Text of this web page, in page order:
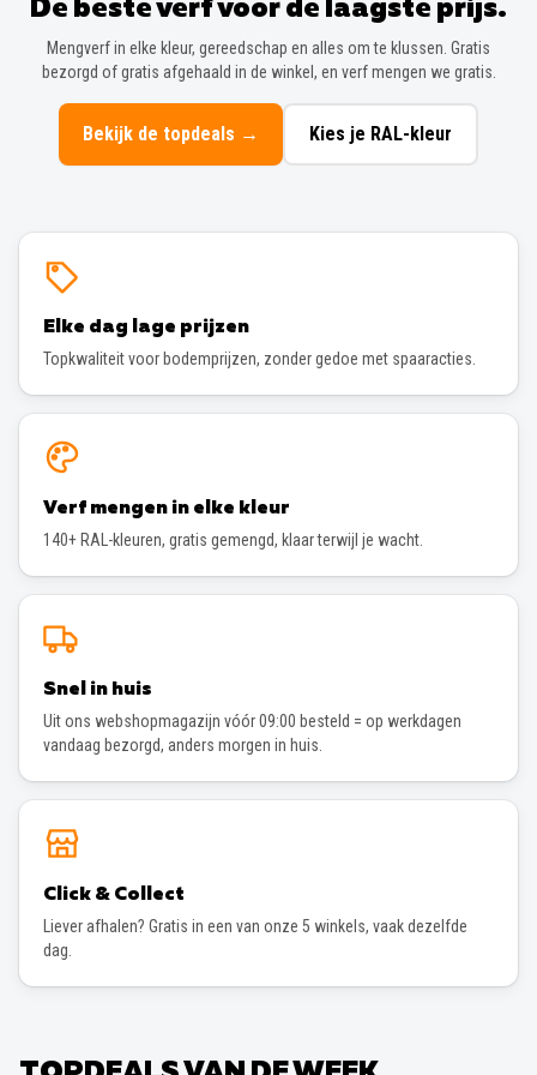
De beste verf voor de laagste prijs.
Mengverf in elke kleur, gereedschap en alles om te klussen. Gratis
bezorgd of gratis afgehaald in de winkel, en verf mengen we gratis.
Bekijk de topdeals → Kies je RAL-kleur
Elke dag lage prijzen
Topkwaliteit voor bodemprijzen, zonder gedoe met spaaracties.
Verf mengen in elke kleur
140+ RAL-kleuren, gratis gemengd, klaar terwijl je wacht.
Snel in huis
Uit ons webshopmagazijn vóór 09:00 besteld = op werkdagen
vandaag bezorgd, anders morgen in huis.
Click & Collect
Liever afhalen? Gratis in een van onze 5 winkels, vaak dezelfde
dag.